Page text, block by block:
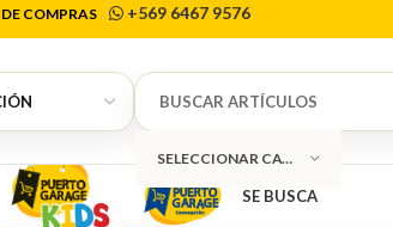
COMPRAS +569 6467 9576
SELECCIONAR CATEGORÍA
SE BUSCA
Inicio Artículos de
0
Set
bambú)